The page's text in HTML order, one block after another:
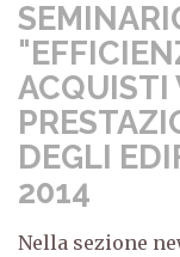
ACQUISTI
DEGLI
2014
Nella sezione